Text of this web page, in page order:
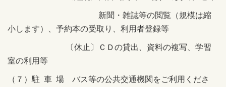
新聞・雑誌等の閲覧（規模は縮
小します）、予約本の受取り、利用者登録等
〔休止〕ＣＤの貸出、資料の複写、学習
室の利用等
（７）駐 車 場 バス等の公共交通機関をご利用くださ